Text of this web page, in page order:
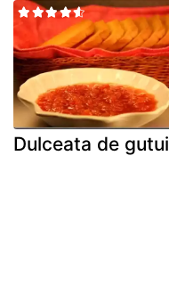
Dulceata de gutui